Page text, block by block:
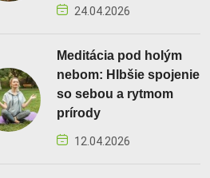
24.04.2026
Meditácia pod holým
nebom: Hlbšie spojenie
so sebou a rytmom
prírody
12.04.2026